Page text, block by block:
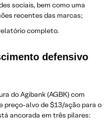
sociais, bem como uma
recentes das marcas;
completo.
defensivo
do Agibank (AGBK) com
preço-alvo de $13/ação para o
ancorada em três pilares: